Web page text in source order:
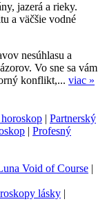
jazerá a rieky.
a väčšie vodné
nesúhlasu a
Vo sne sa vám
konflikt,... viac »
| Partnerský
| Profesný
Void of Course |
lásky |